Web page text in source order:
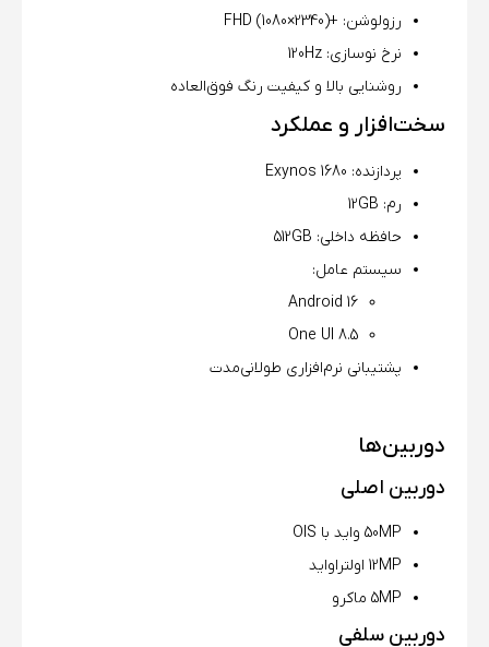
رزولوشن: +FHD (1080×2340)
نرخ نوسازی: 120Hz
روشنایی بالا و کیفیت رنگ فوق‌العاده
سخت‌افزار و عملکرد
پردازنده: Exynos 1680
رم: 12GB
حافظه داخلی: 512GB
سیستم عامل:
Android 16
One UI 8.5
پشتیبانی نرم‌افزاری طولانی‌مدت
دوربین‌ها
دوربین اصلی
50MP واید با OIS
12MP اولتراواید
5MP ماکرو
دوربین سلفی